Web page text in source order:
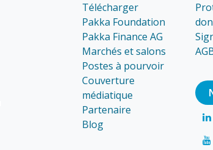
Télécharger
Pakka Foundation
Pakka Finance AG
Marchés et salons
Postes à pourvoir
Couverture
médiatique
Partenaire
Blog